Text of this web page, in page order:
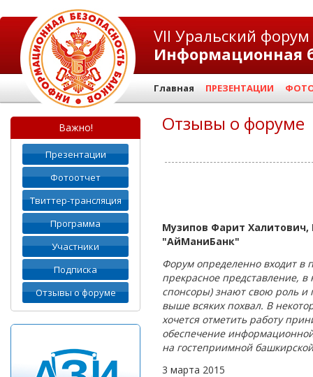
VII Уральский форум
Информационная
Главная ПРЕЗЕНТАЦИИ
Важно!
Презентации
Фотоотчет
Твиттер-трансляция
Программа
Участники
Подписка
Отзывы о форуме
Отзывы о форуме
Музипов Фарит
"АйМаниБанк"
Форум определенно входит в
прекрасное представление,
спонсоры) знают свою роль
выше всяких похвал. В
хочется отметить работу
обеспечение
на гостеприимной
3 марта 2015